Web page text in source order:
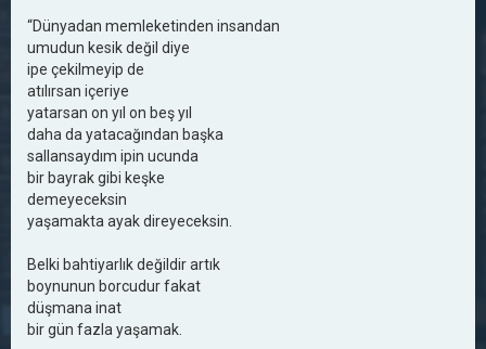
“Dünyadan memleketinden insandan
umudun kesik değil diye
ipe çekilmeyip de
atılırsan içeriye
yatarsan on yıl on beş yıl
daha da yatacağından başka
sallansaydım ipin ucunda
bir bayrak gibi keşke
demeyeceksin
yaşamakta ayak direyeceksin.
Belki bahtiyarlık değildir artık
boynunun borcudur fakat
düşmana inat
bir gün fazla yaşamak.